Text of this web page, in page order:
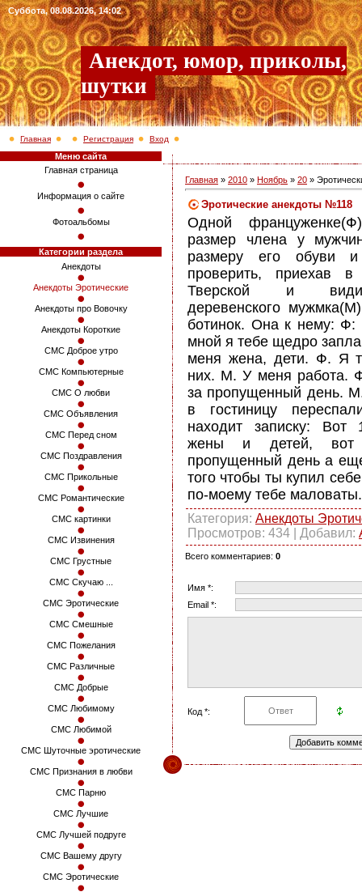
Суббота, 08.08.2026, 14:02
Анекдот, юмор, приколы,
шутки
Главная Регистрация Вход
Меню сайта
Главная страница
Информация о сайте
Фотоальбомы
Категории раздела
Анекдоты
Анекдоты Эротические
Анекдоты про Вовочку
Анекдоты Короткие
СМС Доброе утро
СМС Компьютерные
СМС О любви
СМС Объявления
СМС Перед сном
СМС Поздравления
СМС Прикольные
СМС Романтические
СМС картинки
СМС Извинения
СМС Грустные
СМС Скучаю ...
СМС Эротические
СМС Смешные
СМС Пожелания
СМС Различные
СМС Добрые
СМС Любимому
СМС Любимой
СМС Шуточные эротические
СМС Признания в любви
СМС Парню
СМС Лучшие
СМС Лучшей подруге
СМС Вашему другу
СМС Эротические
Главная » 2010 » Ноябрь » 20 »
Эротические анекдоты №118
Одной
размер члена у
размеру его обуви
проверить, приехав
Тверской и
деревенского
ботинок. Она к нему:
мной я тебе щедро
меня жена, дети. Ф. Я
них. М. У меня работа.
за пропущенный день.
в гостиницу
находит записку:
жены и детей,
пропущенный день а
того чтобы ты купил
по-моему тебе маловаты.
Категория: Анекдоты
Просмотров: 434 | Добавил:
Всего комментариев: 0
Имя *:
Email *:
Код *: